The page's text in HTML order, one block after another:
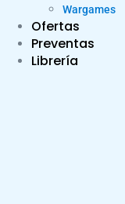
Wargames
Ofertas
Preventas
Librería